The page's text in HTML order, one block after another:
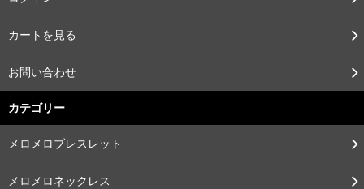
カートを見る
お問い合わせ
カテゴリー
メロメロブレスレット
メロメロネックレス